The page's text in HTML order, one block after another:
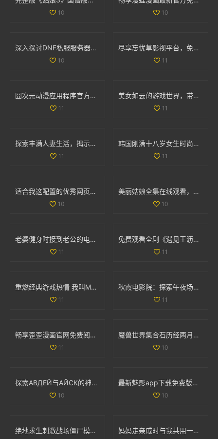
10 10
深入探讨DNF私服服务器的安全隐患及技术挑战
10
尽享忘忧草影视平台，免费畅看精彩动漫视频
11
囧次元动漫应用程序官方下载，畅享正版动漫资源的精彩体验
11
美女如云的游戏世界，带你领略视觉盛宴的无限魅力
11
探索丰满人妻生活，揭示她们的独特魅力与精彩故事
11
韩国刚满十八岁女生时尚搭配宝典展现青春活力
11
适合我这配置的优秀网页游戏和单机游戏推荐
10
美丽姑娘全集在线观看，感受不一样的青春魅力与情感故事
10
老婆健身时接到老公的电话，让人意外的瞬间分享
11
免费观看全剧《遇见王沥川》，感受深情与共鸣的故事旅程
11
重燃经典游戏热情 我叫MT的冒险之旅再启航
11
秋霞电影院：探索午夜场次带来的独特观影体验
11
畅享歪歪漫画官网免费阅读的入口与使用指南
11
魔兽世界集合石历经两月努力 小探成功开启十门全功能
10
探索АВДЕЙ与АЙСК的神秘世界与文化魅力
10
最新魅影app下载免费版，带你体验极致影音乐趣
10
绝地求生刺激战场僵尸模式详细攻略与玩法解析 妈妈走亲戚时与我共用一间房子的利与弊探讨